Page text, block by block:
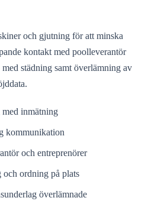
och gjutning för att minska
kontakt med poolleverantör
städning samt överlämning av
inmätning
kommunikation
och entreprenörer
ordning på plats
överlämnade